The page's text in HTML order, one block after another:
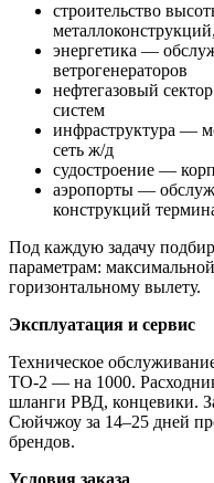
строительство
энергетика —
ветрогенераторов
нефтегазовый
систем
инфраструктура —
сеть ж/д
судостроение —
аэропорты —
конструкций
Под каждую задачу
параметрам:
горизонтальному вылету.
Эксплуатация и сервис
Техническое
ТО-2 — на 1000.
шланги РВД, концевики.
Сюйчжоу за 14–25 дней
брендов.